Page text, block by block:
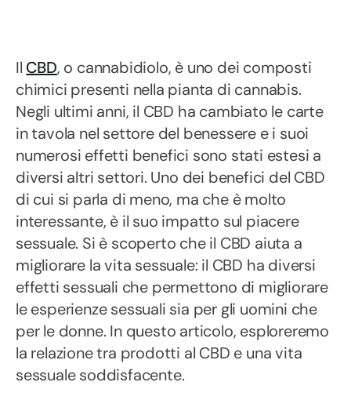
Il CBD, o cannabidiolo, è uno dei composti
chimici presenti nella pianta di cannabis.
Negli ultimi anni, il CBD ha cambiato le carte
in tavola nel settore del benessere e i suoi
numerosi effetti benefici sono stati estesi a
diversi altri settori. Uno dei benefici del CBD
di cui si parla di meno, ma che è molto
interessante, è il suo impatto sul piacere
sessuale. Si è scoperto che il CBD aiuta a
migliorare la vita sessuale: il CBD ha diversi
effetti sessuali che permettono di migliorare
le esperienze sessuali sia per gli uomini che
per le donne. In questo articolo, esploreremo
la relazione tra prodotti al CBD e una vita
sessuale soddisfacente.